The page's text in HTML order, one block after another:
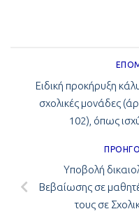
Ειδική προκήρυξη
σχολικές μονάδες
102), όπως
Υποβολή
Βεβαίωσης σε
τους σε